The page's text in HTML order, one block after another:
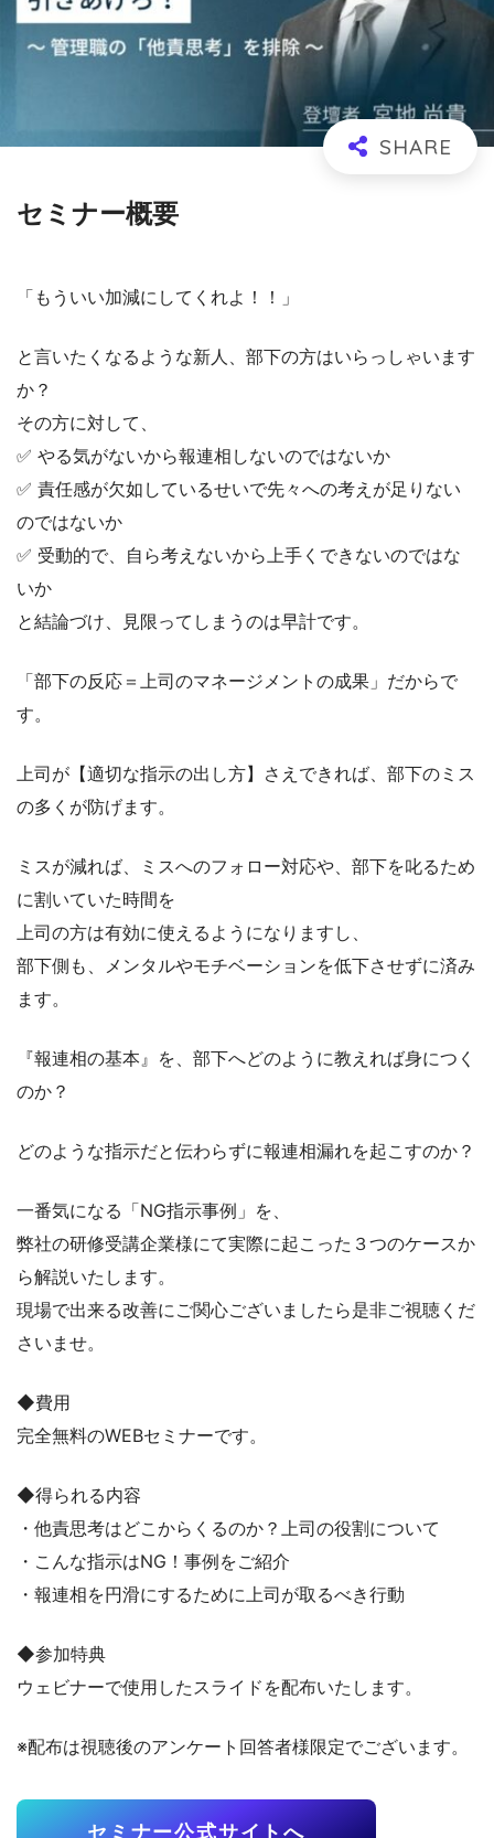
セミナー概要
「もういい加減にしてくれよ！！」
と言いたくなるような新人、部下の方はいらっしゃいます
か？
その方に対して、
✅ やる気がないから報連相しないのではないか
✅ 責任感が欠如しているせいで先々への考えが足りない
のではないか
✅ 受動的で、自ら考えないから上手くできないのではな
いか
と結論づけ、見限ってしまうのは早計です。
「部下の反応＝上司のマネージメントの成果」だからで
す。
上司が【適切な指示の出し方】さえできれば、部下のミス
の多くが防げます。
ミスが減れば、ミスへのフォロー対応や、部下を叱るため
に割いていた時間を
上司の方は有効に使えるようになりますし、
部下側も、メンタルやモチベーションを低下させずに済み
ます。
『報連相の基本』を、部下へどのように教えれば身につく
のか？
どのような指示だと伝わらずに報連相漏れを起こすのか？
一番気になる「NG指示事例」を、
弊社の研修受講企業様にて実際に起こった３つのケースか
ら解説いたします。
現場で出来る改善にご関心ございましたら是非ご視聴くだ
さいませ。
◆費用
完全無料のWEBセミナーです。
◆得られる内容
・他責思考はどこからくるのか？上司の役割について
・こんな指示はNG！事例をご紹介
・報連相を円滑にするために上司が取るべき行動
◆参加特典
ウェビナーで使用したスライドを配布いたします。
※配布は視聴後のアンケート回答者様限定でございます。
セミナー公式サイトへ